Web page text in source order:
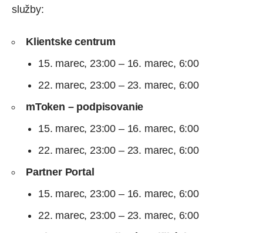
služby:
Klientske centrum
15. marec, 23:00 – 16. marec, 6:00
22. marec, 23:00 – 23. marec, 6:00
mToken – podpisovanie
15. marec, 23:00 – 16. marec, 6:00
22. marec, 23:00 – 23. marec, 6:00
Partner Portal
15. marec, 23:00 – 16. marec, 6:00
22. marec, 23:00 – 23. marec, 6:00